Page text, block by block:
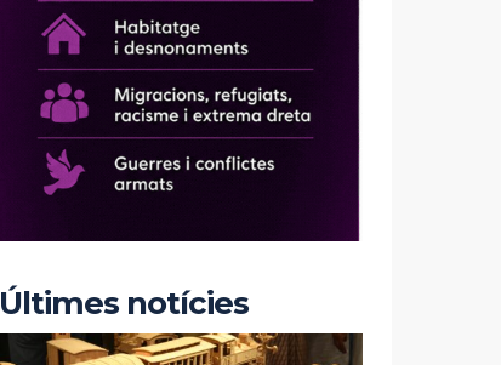
Últimes notícies